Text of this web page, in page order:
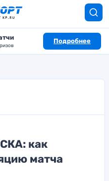
Подробнее
как
матча